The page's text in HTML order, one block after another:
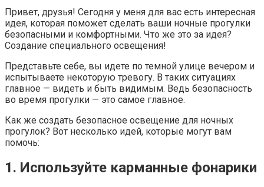
Привет, друзья! Сегодня у меня для вас есть интересная
идея, которая поможет сделать ваши ночные прогулки
безопасными и комфортными. Что же это за идея?
Создание специального освещения!
Представьте себе, вы идете по темной улице вечером и
испытываете некоторую тревогу. В таких ситуациях
главное — видеть и быть видимым. Ведь безопасность
во время прогулки — это самое главное.
Как же создать безопасное освещение для ночных
прогулок? Вот несколько идей, которые могут вам
помочь:
1. Используйте карманные фонарики